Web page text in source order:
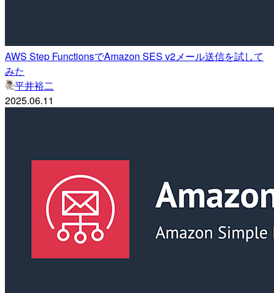
AWS Step FunctionsでAmazon SES v2メール送信を試して
みた
平井裕二
2025.06.11